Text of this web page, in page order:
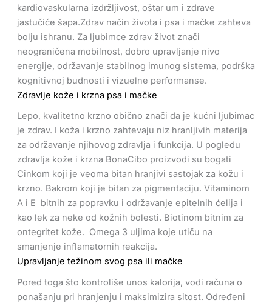
kardiovaskularna izdržljivost, oštar um i zdrave
jastučiće šapa.Zdrav način života i psa i mačke zahteva
bolju ishranu. Za ljubimce zdrav život znači
neograničena mobilnost, dobro upravljanje nivo
energije, održavanje stabilnog imunog sistema, podrška
kognitivnoj budnosti i vizuelne performanse.
Zdravlje kože i krzna psa i mačke
Lepo, kvalitetno krzno obično znači da je kućni ljubimac
je zdrav. I koža i krzno zahtevaju niz hranljivih materija
za održavanje njihovog zdravlja i funkcija. U pogledu
zdravlja kože i krzna BonaCibo proizvodi su bogati
Cinkom koji je veoma bitan hranjivi sastojak za kožu i
krzno. Bakrom koji je bitan za pigmentaciju. Vitaminom
A i E bitnih za popravku i održavanje epitelnih ćelija i
kao lek za neke od kožnih bolesti. Biotinom bitnim za
ontegritet kože. Omega 3 uljima koje utiču na
smanjenje inflamatornih reakcija.
Upravljanje težinom svog psa ili mačke
Pored toga što kontroliše unos kalorija, vodi računa o
ponašanju pri hranjenju i maksimizira sitost. Određeni